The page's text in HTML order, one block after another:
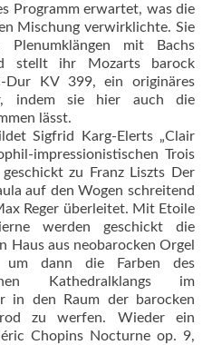
Programm erwartet, was die
Mischung verwirklichte. Sie
Plenumklängen mit Bachs
stellt ihr Mozarts barock
Dur KV 399, ein originäres
indem sie hier auch die
lässt.
Sigfrid Karg-Elerts „Clair
impressionistischen Trois
zu Franz Liszts Der
auf den Wogen schreitend
Reger überleitet. Mit Etoile
werden geschickt die
Haus aus neobaro­cken Orgel
um dann die Farben des
Kathedralklangs im
in den Raum der barocken
zu werfen. Wieder ein
Chopins Nocturne op. 9,